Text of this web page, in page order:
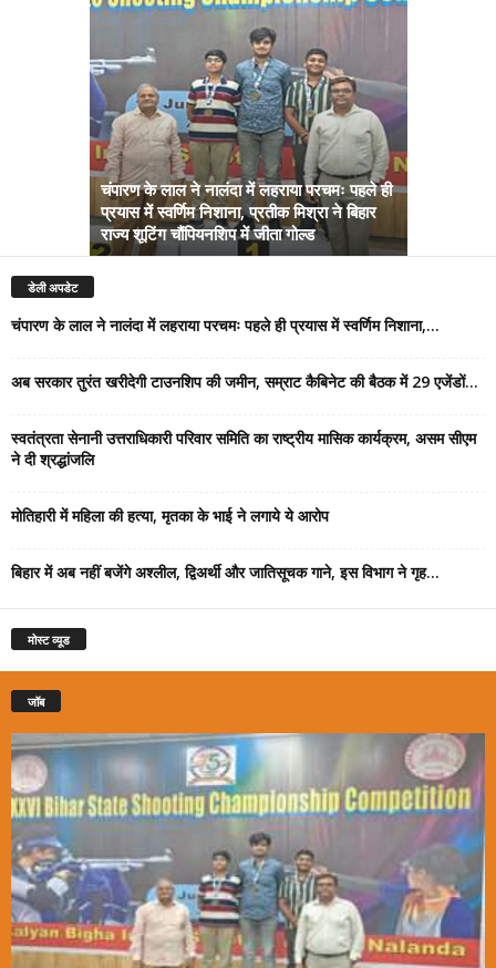
चंपारण के लाल ने नालंदा में लहराया परचमः पहले ही
प्रयास में स्वर्णिम निशाना, प्रतीक मिश्रा ने बिहार
राज्य शूटिंग चौंपियनशिप में जीता गोल्ड
डेली अपडेट
चंपारण के लाल ने नालंदा में लहराया परचमः पहले ही प्रयास में स्वर्णिम निशाना,...
अब सरकार तुरंत खरीदेगी टाउनशिप की जमीन, सम्राट कैबिनेट की बैठक में 29 एजेंडों...
स्वतंत्रता सेनानी उत्तराधिकारी परिवार समिति का राष्ट्रीय मासिक कार्यक्रम, असम सीएम
ने दी श्रद्धांजलि
मोतिहारी में महिला की हत्या, मृतका के भाई ने लगाये ये आरोप
बिहार में अब नहीं बजेंगे अश्लील, द्विअर्थी और जातिसूचक गाने, इस विभाग ने गृह...
मोस्ट व्यूड
जॉब